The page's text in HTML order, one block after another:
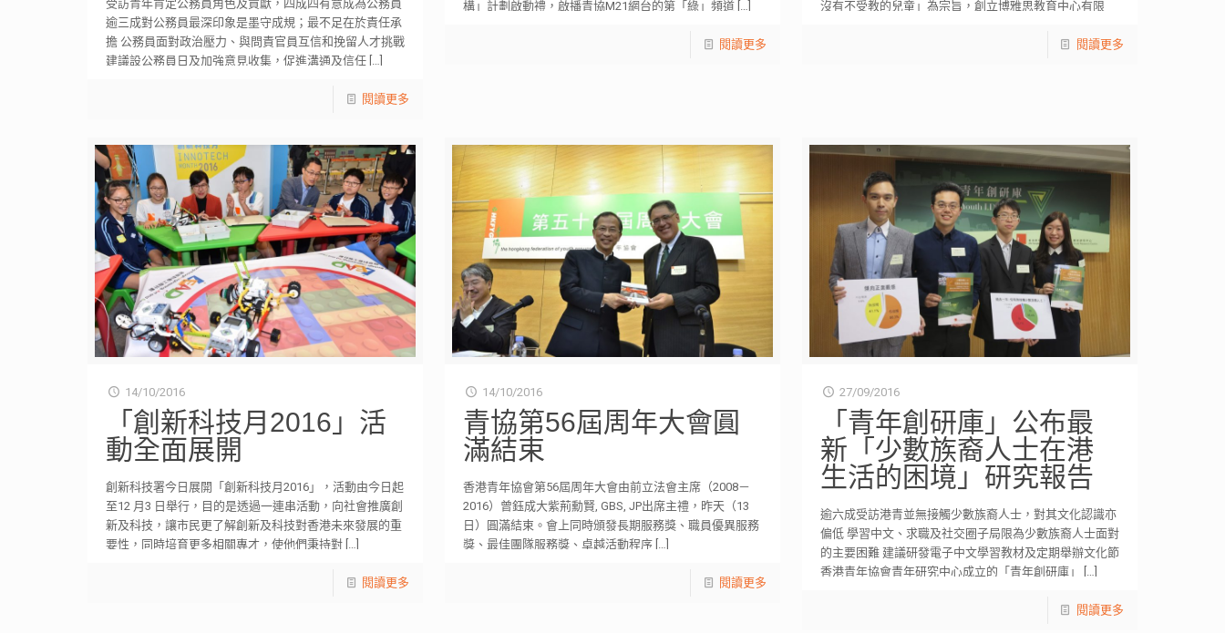
受訪青年肯定公務員角色及貢獻，四成四有意成為公務員
逾三成對公務員最深印象是墨守成規；最不足在於責任承
擔 公務員面對政治壓力、與問責官員互信和挽留人才挑戰
建議設公務員日及加強意見收集，促進溝通及信任[…]
閱讀更多
構」計劃啟動禮，啟播青協M21網台的第「綠」頻道[…]
閱讀更多
沒有不受教的兒童」為宗旨，創立博雅思教育中心有限
閱讀更多
14/10/2016
「創新科技月2016」活
動全面展開
創新科技署今日展開「創新科技月2016」，活動由今日起
至12 月3 日舉行，目的是透過一連串活動，向社會推廣創
新及科技，讓市民更了解創新及科技對香港未來發展的重
要性，同時培育更多相關專才，使他們秉持對[…]
閱讀更多
14/10/2016
青協第56屆周年大會圓
滿結束
香港青年協會第56屆周年大會由前立法會主席（2008－
2016）曾鈺成大紫荊勳賢, GBS, JP出席主禮，昨天（13
日）圓滿結束。會上同時頒發長期服務獎、職員優異服務
獎、最佳團隊服務獎、卓越活動程序[…]
閱讀更多
27/09/2016
「青年創研庫」公布最
新「少數族裔人士在港
生活的困境」研究報告
逾六成受訪港青並無接觸少數族裔人士，對其文化認識亦
偏低 學習中文、求職及社交圈子局限為少數族裔人士面對
的主要困難 建議研發電子中文學習教材及定期舉辦文化節
香港青年協會青年研究中心成立的「青年創研庫」
[…]
閱讀更多